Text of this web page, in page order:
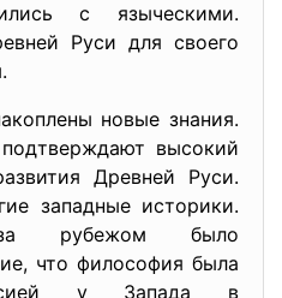
с языческими.
Руси для своего
новые знания.
высокий
Древней Руси.
западные историки.
рубежом было
что философия была
у Запада в